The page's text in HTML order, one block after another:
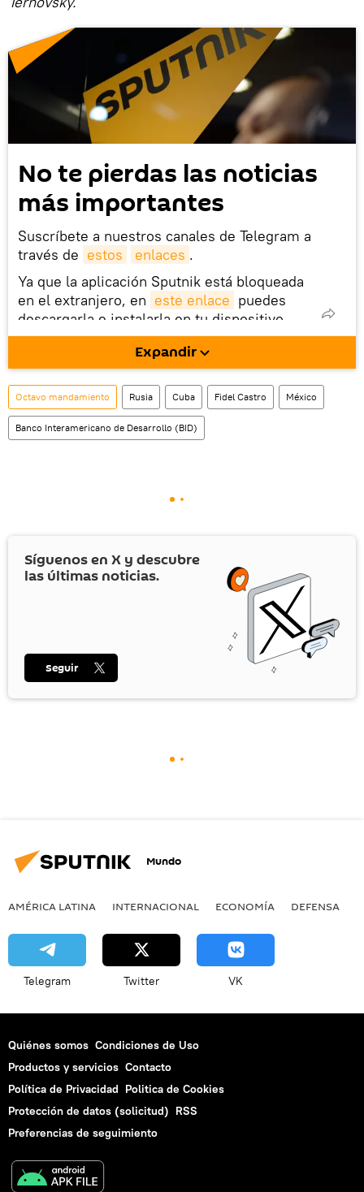
No te pierdas las noticias
más importantes
Suscríbete a nuestros canales de Telegram a
través de estos enlaces .
Ya que la aplicación Sputnik está bloqueada
en el extranjero, en este enlace puedes
descargarla e instalarla en tu dispositivo
móvil (¡solo para Android!).
También tenemos una cuenta en la red
social rusa VK .
Expandir
Octavo mandamiento Rusia Cuba Fidel Castro México
Banco Interamericano de Desarrollo (BID)
Síguenos en X y descubre
las últimas noticias.
Seguir
Mundo
AMÉRICA LATINA INTERNACIONAL ECONOMÍA DEFENSA
Telegram Twitter VK
Quiénes somos Condiciones de Uso
Productos y servicios Contacto
Política de Privacidad Politica de Cookies
Protección de datos (solicitud) RSS
Preferencias de seguimiento